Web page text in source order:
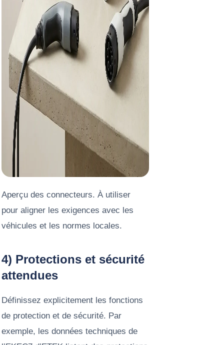
Aperçu des connecteurs. À utiliser
pour aligner les exigences avec les
véhicules et les normes locales.
4) Protections et sécurité
attendues
Définissez explicitement les fonctions
de protection et de sécurité. Par
exemple, les données techniques de